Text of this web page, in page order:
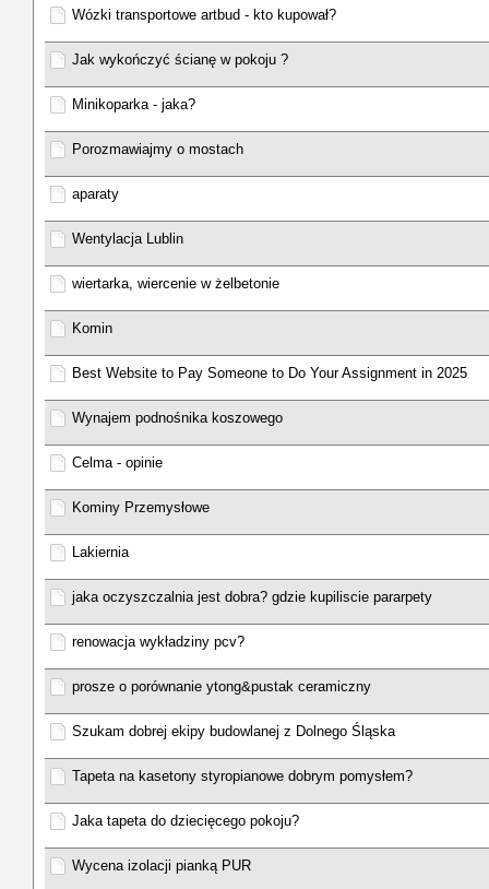
Wózki transportowe artbud - kto kupował?
Jak wykończyć ścianę w pokoju ?
Minikoparka - jaka?
Porozmawiajmy o mostach
aparaty
Wentylacja Lublin
wiertarka, wiercenie w żelbetonie
Komin
Best Website to Pay Someone to Do Your Assignment in 2025
Wynajem podnośnika koszowego
Celma - opinie
Kominy Przemysłowe
Lakiernia
jaka oczyszczalnia jest dobra? gdzie kupiliscie pararpety
renowacja wykładziny pcv?
prosze o porównanie ytong&pustak ceramiczny
Szukam dobrej ekipy budowlanej z Dolnego Śląska
Tapeta na kasetony styropianowe dobrym pomysłem?
Jaka tapeta do dziecięcego pokoju?
Wycena izolacji pianką PUR